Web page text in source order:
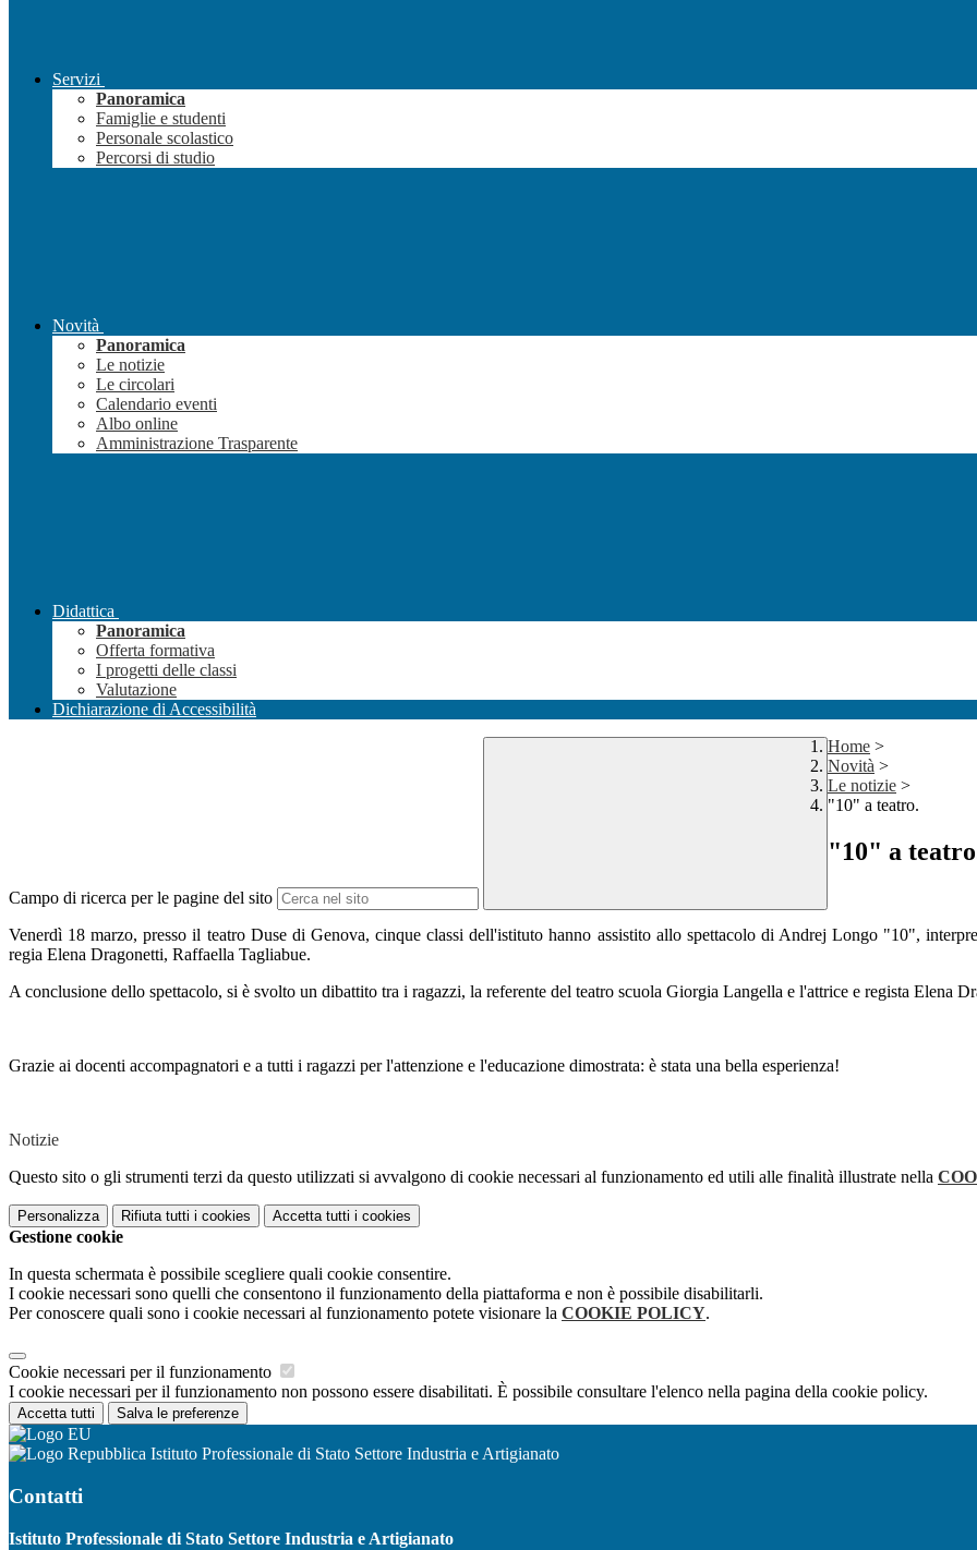
Servizi
Panoramica
Famiglie e studenti
Personale scolastico
Percorsi di studio
Novità
Panoramica
Le notizie
Le circolari
Calendario eventi
Albo online
Amministrazione Trasparente
Didattica
Panoramica
Offerta formativa
I progetti delle classi
Valutazione
Dichiarazione di Accessibilità
Campo di ricerca per le pagine del sito
Home >
Novità >
Le notizie >
"10" a teatro.
"10" a
Venerdì 18 marzo, presso il teatro Duse di Genova, cinque classi dell'istituto hanno assistito allo spettacolo di Andrej Longo "10",
regia Elena Dragonetti, Raffaella Tagliabue.
A conclusione dello spettacolo, si è svolto un dibattito tra i ragazzi, la referente del teatro scuola Giorgia Langella e l'attrice e regista Elena
Grazie ai docenti accompagnatori e a tutti i ragazzi per l'attenzione e l'educazione dimostrata: è stata una bella esperienza!
Notizie
Questo sito o gli strumenti terzi da questo utilizzati si avvalgono di cookie necessari al funzionamento ed utili alle finalità illustrate nella
Personalizza Rifiuta tutti i cookies Accetta tutti i cookies
Gestione cookie
In questa schermata è possibile scegliere quali cookie consentire.
I cookie necessari sono quelli che consentono il funzionamento della piattaforma e non è possibile disabilitarli.
Per conoscere quali sono i cookie necessari al funzionamento potete visionare la COOKIE POLICY.
Cookie necessari per il funzionamento
I cookie necessari per il funzionamento non possono essere disabilitati. È possibile consultare l'elenco nella pagina della cookie policy.
Accetta tutti Salva le preferenze
Istituto Professionale di Stato Settore Industria e Artigianato
Contatti
Istituto Professionale di Stato Settore Industria e Artigianato